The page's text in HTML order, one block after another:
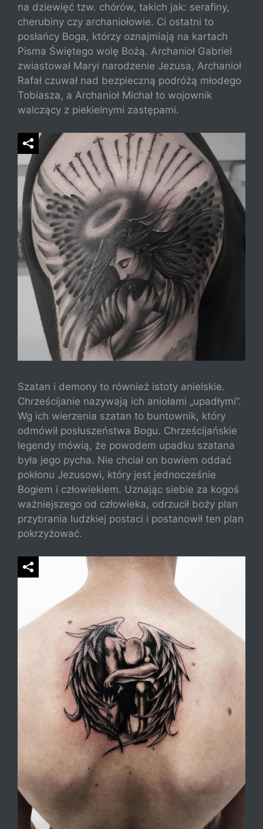
na dziewięć tzw. chórów, takich jak: serafiny,
cherubiny czy archaniołowie. Ci ostatni to
posłańcy Boga, którzy oznajmiają na kartach
Pisma Świętego wolę Bożą. Archanioł Gabriel
zwiastował Maryi narodzenie Jezusa, Archanioł
Rafał czuwał nad bezpieczną podróżą młodego
Tobiasza, a Archanioł Michał to wojownik
walczący z piekielnymi zastępami.
Szatan i demony to również istoty anielskie.
Chrześcijanie nazywają ich aniołami „upadłymi”.
Wg ich wierzenia szatan to buntownik, który
odmówił posłuszeństwa Bogu. Chrześcijańskie
legendy mówią, że powodem upadku szatana
była jego pycha. Nie chciał on bowiem oddać
pokłonu Jezusowi, który jest jednocześnie
Bogiem i człowiekiem. Uznając siebie za kogoś
ważniejszego od człowieka, odrzucił boży plan
przybrania ludzkiej postaci i postanowił ten plan
pokrzyżować.